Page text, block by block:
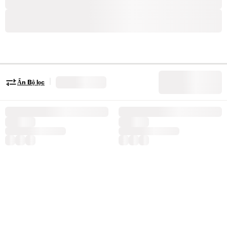
Ẩn Bộ lọc